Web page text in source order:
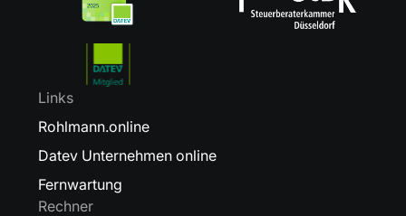
Links
Rohlmann.online
Datev Unternehmen online
Fernwartung
Rechner